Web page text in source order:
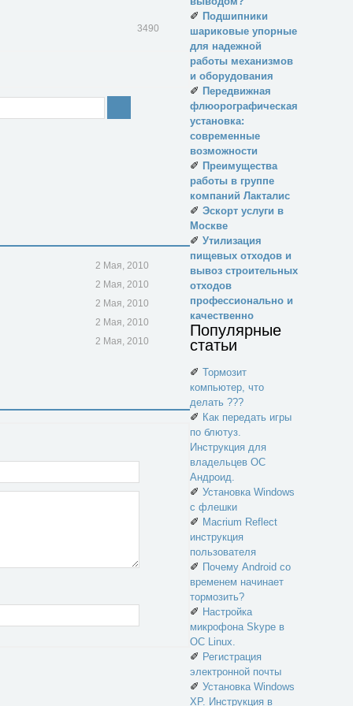
3490
2 Мая, 2010
2 Мая, 2010
2 Мая, 2010
2 Мая, 2010
2 Мая, 2010
✐ Подшипники
шариковые упорные
для надежной
работы механизмов
и оборудования
✐ Передвижная
флюорографическая
установка:
современные
возможности
✐ Преимущества
работы в группе
компаний Лакталис
✐ Эскорт услуги в
Москве
✐ Утилизация
пищевых отходов и
вывоз строительных
отходов
профессионально и
качественно
Популярные
статьи
✐ Тормозит
компьютер, что
делать ???
✐ Как передать игры
по блютуз.
Инструкция для
владельцев ОС
Андроид.
✐ Установка Windows
с флешки
✐ Macrium Reflect
инструкция
пользователя
✐ Почему Android со
временем начинает
тормозить?
✐ Настройка
микрофона Skype в
ОС Linux.
✐ Регистрация
электронной почты
✐ Установка Windows
XP. Инструкция в